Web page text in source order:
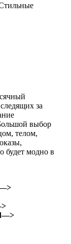
за
выбор
телом,
будет модно в